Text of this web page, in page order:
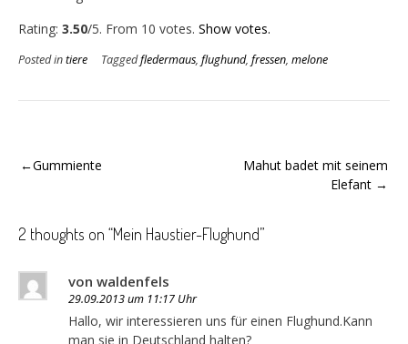
Rate this item:
Submit Rating
Rating: 3.50/5. From 10 votes. Show votes.
Posted intiere Taggedfledermaus, flughund, fressen, melone
Mahut badet mit seinem
Elefant
Gummiente
2 thoughts on “Mein Haustier-Flughund”
von waldenfels
29.09.2013 um 11:17 Uhr
Hallo, wir interessieren uns für einen Flughund.Kann
man sie in Deutschland halten?